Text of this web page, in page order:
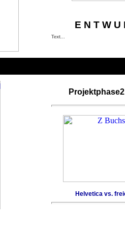
E N T W U
Text...
Helvetica vs.